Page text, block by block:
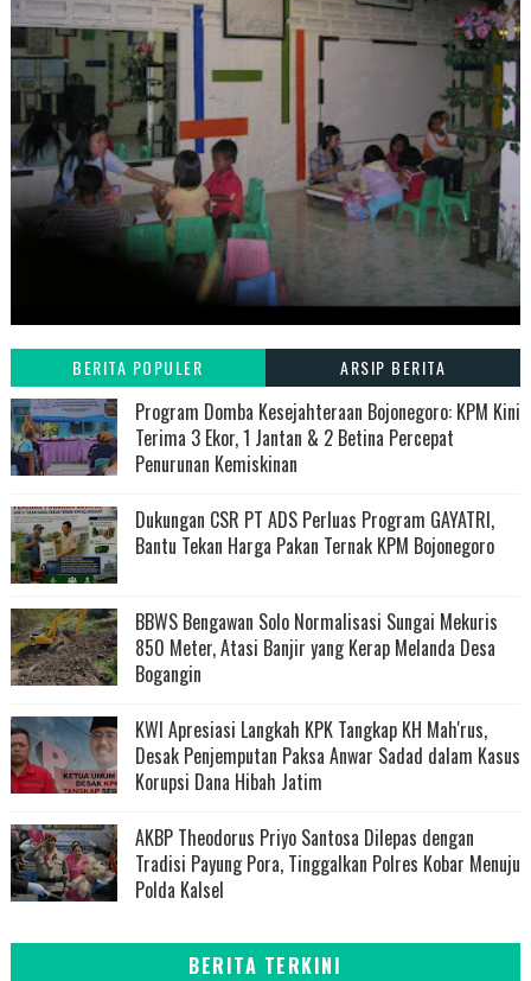
BERITA POPULER ARSIP BERITA
Program Domba Kesejahteraan Bojonegoro: KPM Kini
Terima 3 Ekor, 1 Jantan & 2 Betina Percepat
Penurunan Kemiskinan
Dukungan CSR PT ADS Perluas Program GAYATRI,
Bantu Tekan Harga Pakan Ternak KPM Bojonegoro
BBWS Bengawan Solo Normalisasi Sungai Mekuris
850 Meter, Atasi Banjir yang Kerap Melanda Desa
Bogangin
KWI Apresiasi Langkah KPK Tangkap KH Mah'rus,
Desak Penjemputan Paksa Anwar Sadad dalam Kasus
Korupsi Dana Hibah Jatim
AKBP Theodorus Priyo Santosa Dilepas dengan
Tradisi Payung Pora, Tinggalkan Polres Kobar Menuju
Polda Kalsel
BERITA TERKINI